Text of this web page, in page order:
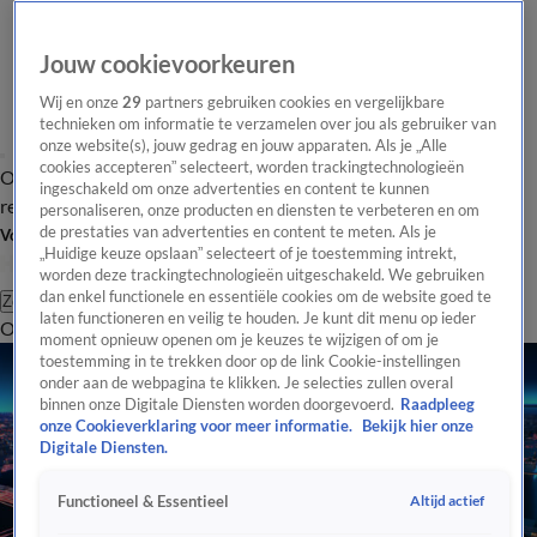
Overzicht Laatste nieuws Regionieuws Het beste van Hart
Tip de
redactie
Volg Hart van Nederland
Zoeken
OverzichtRegioUitzendingenWeerTip de redactiePanelVideo's
Jouw cookievoorkeuren
Wij en onze29 partners gebruiken cookies en vergelijkbare
technieken om informatie te verzamelen over jou als gebruiker van
onze website(s), jouw gedrag en jouw apparaten. Als je „Alle
cookies accepteren” selecteert, worden trackingtechnologieën
ingeschakeld om onze advertenties en content te kunnen
personaliseren, onze producten en diensten te verbeteren en om
de prestaties van advertenties en content te meten. Als je
„Huidige keuze opslaan” selecteert of je toestemming intrekt,
worden deze trackingtechnologieën uitgeschakeld. We gebruiken
dan enkel functionele en essentiële cookies om de website goed te
laten functioneren en veilig te houden. Je kunt dit menu op ieder
moment opnieuw openen om je keuzes te wijzigen of om je
toestemming in te trekken door op de link Cookie-instellingen
onder aan de webpagina te klikken. Je selecties zullen overal
binnen onze Digitale Diensten worden doorgevoerd. Raadpleeg
onze Cookieverklaring voor meer informatie.
Bekijk hier onze
Digitale Diensten.
Functioneel & Essentieel Altijd actief